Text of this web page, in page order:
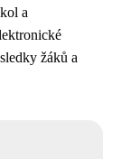
a
žáků a